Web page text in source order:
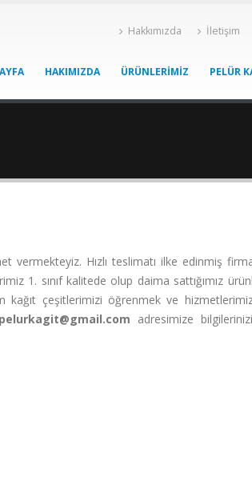
Hakkımızda İletişim
HAKIMIZDA ÜRÜNLERIMIZ PELÜR
vermekteyiz. Hızlı teslimatı ilke edinmiş
1. sınıf kalitede olup daima sattığımız
kağıt çeşitlerimizi öğrenmek ve
pelurkagit@gmail.com adresimize